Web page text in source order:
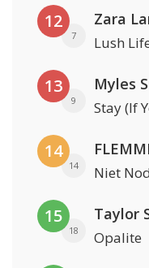
12
7
Zara
Lush
13
9
Myles
Stay (If
14
14 Niet
15
18
Taylor
Opalite